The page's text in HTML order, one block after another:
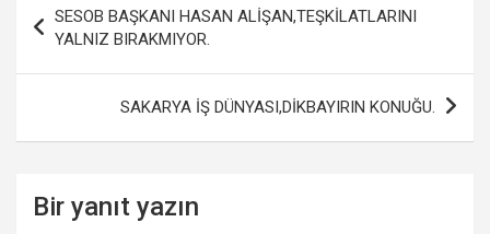
o
o
A
p
p
gezinmesi
SESOB BAŞKANI HASAN ALİŞAN,TEŞKİLATLARINI
YALNIZ BIRAKMIYOR.
SAKARYA İŞ DÜNYASI,DİKBAYIRIN KONUĞU.
Bir yanıt yazın